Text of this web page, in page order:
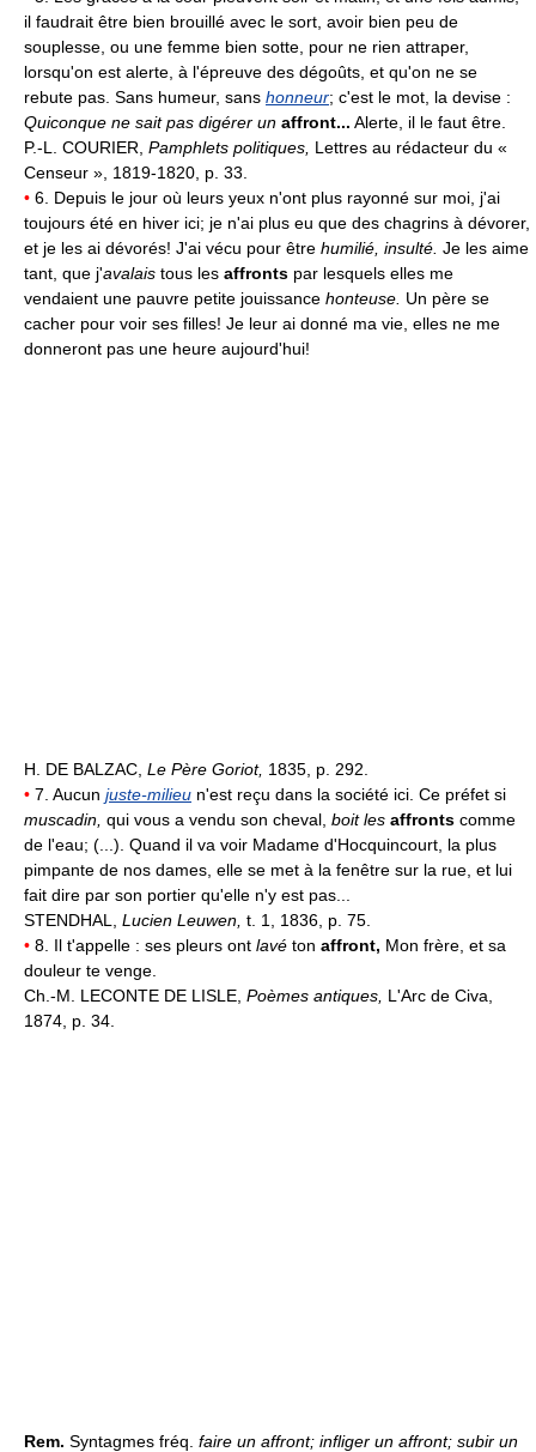
il faudrait être bien brouillé avec le sort, avoir bien peu de
souplesse, ou une femme bien sotte, pour ne rien attraper,
lorsqu'on est alerte, à l'épreuve des dégoûts, et qu'on ne se
rebute pas. Sans humeur, sans honneur; c'est le mot, la devise :
Quiconque ne sait pas digérer un affront... Alerte, il le faut être.
P.-L. COURIER, Pamphlets politiques, Lettres au rédacteur du «
Censeur », 1819-1820, p. 33.
• 6. Depuis le jour où leurs yeux n'ont plus rayonné sur moi, j'ai
toujours été en hiver ici; je n'ai plus eu que des chagrins à dévorer,
et je les ai dévorés! J'ai vécu pour être humilié, insulté. Je les aime
tant, que j'avalais tous les affronts par lesquels elles me
vendaient une pauvre petite jouissance honteuse. Un père se
cacher pour voir ses filles! Je leur ai donné ma vie, elles ne me
donneront pas une heure aujourd'hui!
H. DE BALZAC, Le Père Goriot, 1835, p. 292.
• 7. Aucun juste-milieu n'est reçu dans la société ici. Ce préfet si
muscadin, qui vous a vendu son cheval, boit les affronts comme
de l'eau; (...). Quand il va voir Madame d'Hocquincourt, la plus
pimpante de nos dames, elle se met à la fenêtre sur la rue, et lui
fait dire par son portier qu'elle n'y est pas...
STENDHAL, Lucien Leuwen, t. 1, 1836, p. 75.
• 8. Il t'appelle : ses pleurs ont lavé ton affront, Mon frère, et sa
douleur te venge.
Ch.-M. LECONTE DE LISLE, Poèmes antiques, L'Arc de Civa,
1874, p. 34.
Rem. Syntagmes fréq. faire un affront; infliger un affront; subir un